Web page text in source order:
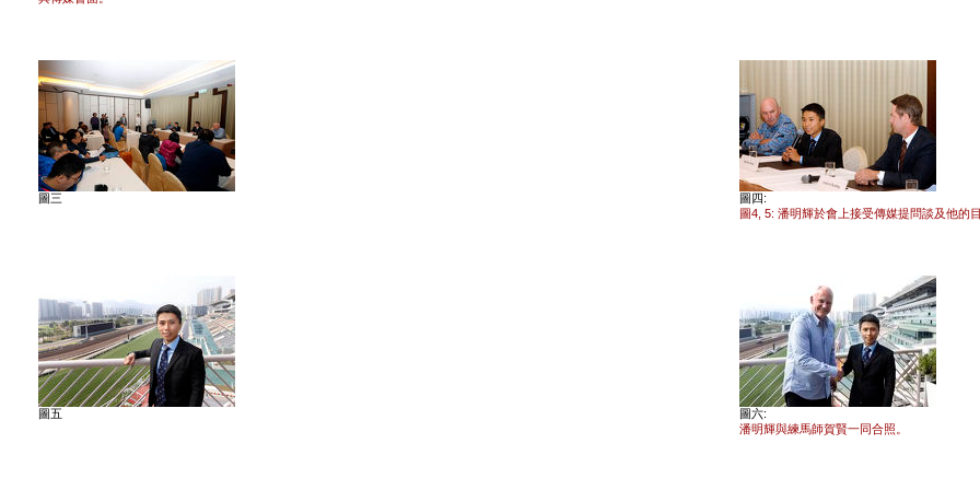
圖三
圖四:
圖4, 5: 潘明輝於會上接受傳媒提問談及他的
圖五
圖六:
潘明輝與練馬師賀賢一同合照。